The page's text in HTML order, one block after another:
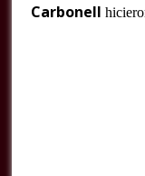
Carbonell